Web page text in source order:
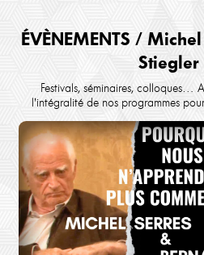
ÉVÈNEMENTS /
Stiegler
Festivals, séminaires, colloques…
l'intégralité de nos programmes